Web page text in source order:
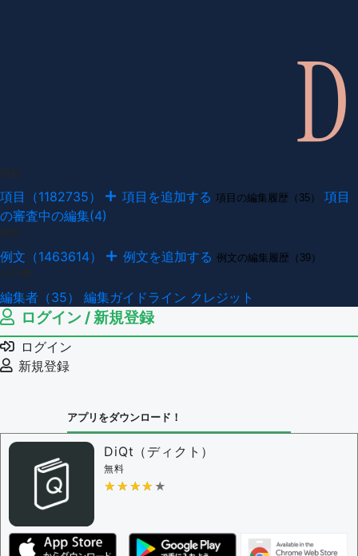
項目（1182735） 項目を追加する 項目の編集履歴（35）
項目
の審査中の編集(4)
例文（1463614） 例文を追加する 例文の編集履歴（39）
編集者（35） 編集ガイドライン クレジット
ログイン / 新規登録
ログイン
新規登録
アプリをダウンロード！
DiQt（ディクト）
無料
★★★★★
★★★★★